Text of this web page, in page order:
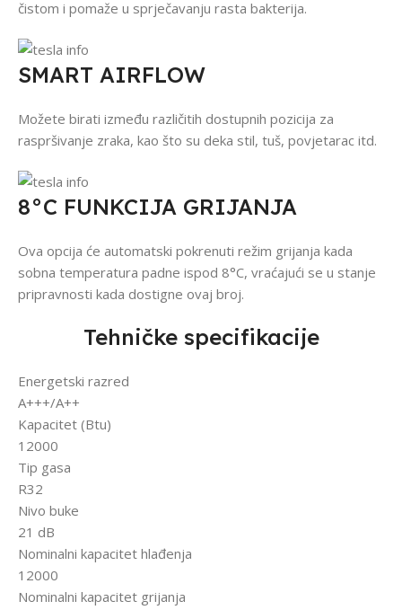
čistom i pomaže u sprječavanju rasta bakterija.
SMART AIRFLOW
Možete birati između različitih dostupnih pozicija za
raspršivanje zraka, kao što su deka stil, tuš, povjetarac itd.
8°C FUNKCIJA GRIJANJA
Ova opcija će automatski pokrenuti režim grijanja kada
sobna temperatura padne ispod 8°C, vraćajući se u stanje
pripravnosti kada dostigne ovaj broj.
Tehničke specifikacije
Energetski razred
A+++/A++
Kapacitet (Btu)
12000
Tip gasa
R32
Nivo buke
21 dB
Nominalni kapacitet hlađenja
12000
Nominalni kapacitet grijanja